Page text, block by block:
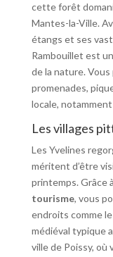
cette forêt
Mantes-la-Ville.
étangs et ses
Rambouillet est
de la nature.
promenades,
locale,
Les villages
Les Yvelines
méritent d’être
printemps. Grâce
tourisme, vous
endroits comme
médiéval typique
ville de Poissy, où